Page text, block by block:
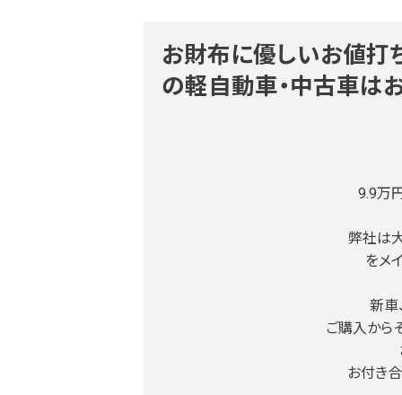
お財布に優しいお値打
の軽自動車・中古車は
9.9万
弊社は
をメ
新車
ご購入から
お付き